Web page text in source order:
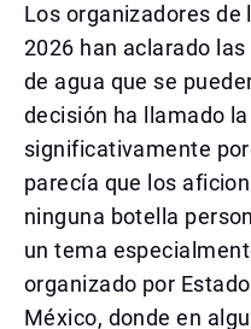
Los organizadores de
2026 han aclarado
de agua que se
decisión ha llamado
significativamente
parecía que los
ninguna botella
un tema
organizado por
México, donde en